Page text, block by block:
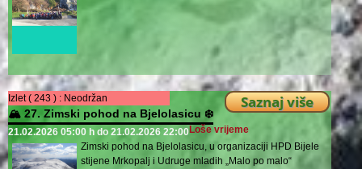
Izlet ( 243 ) : Neodržan Saznaj više
🏔️ 27. Zimski pohod na Bjelolasicu ❄️
21.02.2026 05:00 h do 21.02.2026 22:00Loše vrijeme
Zimski pohod na Bjelolasicu, u organizaciji HPD Bijele
stijene Mrkopalj i Udruge mladih „Malo po malo“